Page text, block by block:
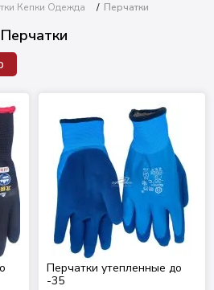
Кепки Одежда / Перчатки
Перчатки
Перчатки утепленные до
-35